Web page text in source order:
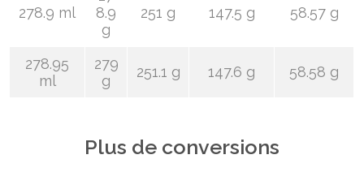
278.9 ml
8.9
g
251 g 147.5 g 58.57 g
278.95
ml
279
g
251.1 g 147.6 g 58.58 g
Plus de conversions